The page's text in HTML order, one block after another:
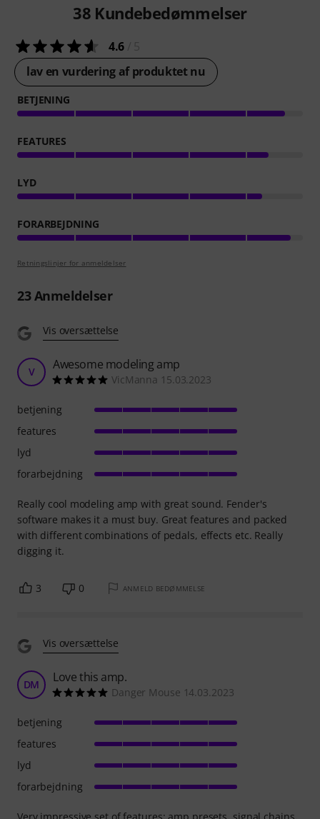
38 Kundebedømmelser
4.6
lav en vurdering af produktet nu
BETJENING
FEATURES
LYD
FORARBEJDNING
Retningslinjer for anmeldelser
23Anmeldelser
Vis oversættelse
V Awesome modeling amp
VicManna 15.03.2023
Really cool modeling amp with great sound. Fender's
software makes it a must buy. Great features and packed
with different combinations of pedals, effects etc. Really
digging it.
betjening
features
lyd
forarbejdning
3 0 ANMELD BEDØMMELSE
Vis oversættelse
DM Love this amp.
Danger Mouse 14.03.2023
Very impressive set of features: amp presets, signal chains,
betjening
features
lyd
forarbejdning